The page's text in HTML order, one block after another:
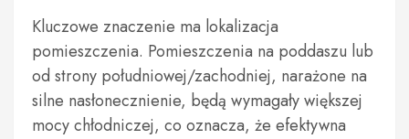
Kluczowe znaczenie ma lokalizacja
pomieszczenia. Pomieszczenia na poddaszu lub
od strony południowej/zachodniej, narażone na
silne nasłonecznienie, będą wymagały większej
mocy chłodniczej, co oznacza, że efektywna